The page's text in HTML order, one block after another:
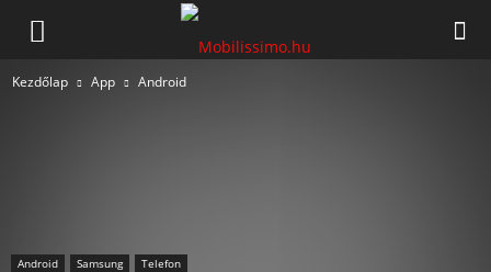
Mobilissimo.hu
Kezdőlap App Android
Android Samsung Telefon